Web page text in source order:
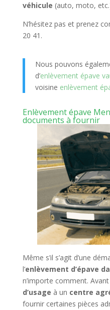
véhicule (auto, moto,
N’hésitez pas et prenez
20 41.
Nous pouvons
d’enlèvement épave
voisine enlèvement
Enlèvement épave
documents à fournir
Même s’il s’agit d’une
l’enlèvement d’épave
n’importe comment.
d’usage à un centre
fournir certaines pièces